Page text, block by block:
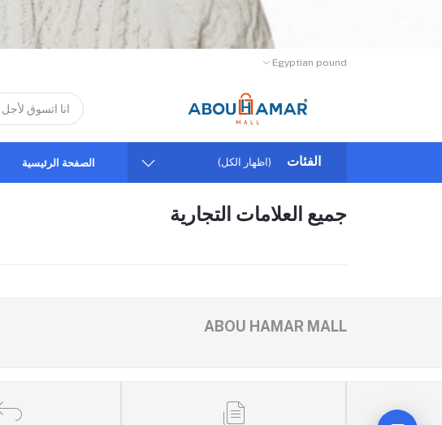
Egyptian pound
الفئات (اظهار الكل) الصفحة الرئيسية
جميع العلامات التجارية
ABOU HAMAR MALL